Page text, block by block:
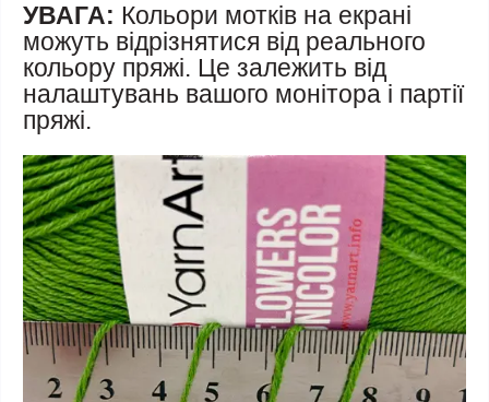
УВАГА: Кольори мотків на екрані
можуть відрізнятися від реального
кольору пряжі. Це залежить від
налаштувань вашого монітора і партії
пряжі.